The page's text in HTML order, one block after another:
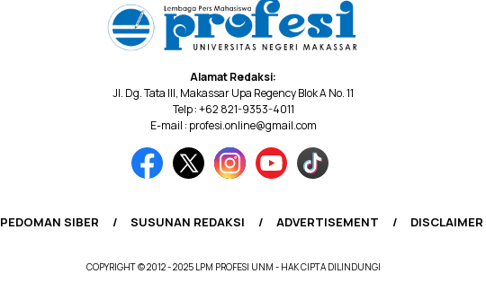
Alamat Redaksi:
Jl. Dg. Tata III, Makassar Upa Regency Blok A No. 11
Telp : +62 821-9353-4011
E-mail : profesi.online@gmail.com
PEDOMAN SIBER SUSUNAN REDAKSI ADVERTISEMENT DISCLAIMER
COPYRIGHT © 2012 - 2025 LPM PROFESI UNM - HAK CIPTA DILINDUNGI